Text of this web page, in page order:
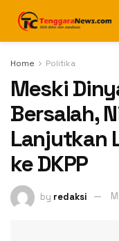
Home Politika
Meski
Bersalah,
Lanjutkan
ke DKPP
by redaksi